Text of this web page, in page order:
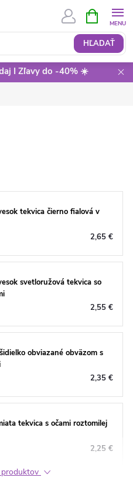
HĽADAŤ
KOŠÍK
I Zľavy do -40% ☀️
tekvica čierno fialová v
2,65 €
svetloružová tekvica so
2,55 €
obviazané obväzom s
2,35 €
tekvica s očami roztomilej
2,25 €